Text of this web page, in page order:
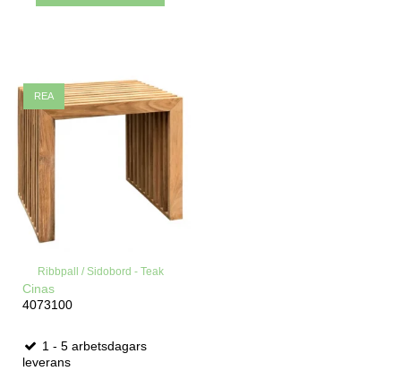
REA
Ribbpall / Sidobord - Teak
Cinas
4073100
1 - 5 arbetsdagars
leverans